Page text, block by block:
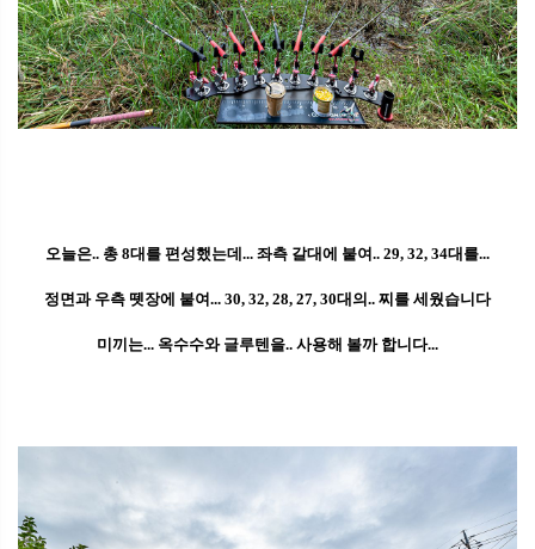
오늘은.. 총 8대를 편성했는데... 좌측 갈대에 붙여.. 29, 32, 34대를...
정면과 우측 뗏장에 붙여... 30, 32, 28, 27, 30대의.. 찌를 세웠습니다
미끼는... 옥수수와 글루텐을.. 사용해 볼까 합니다...